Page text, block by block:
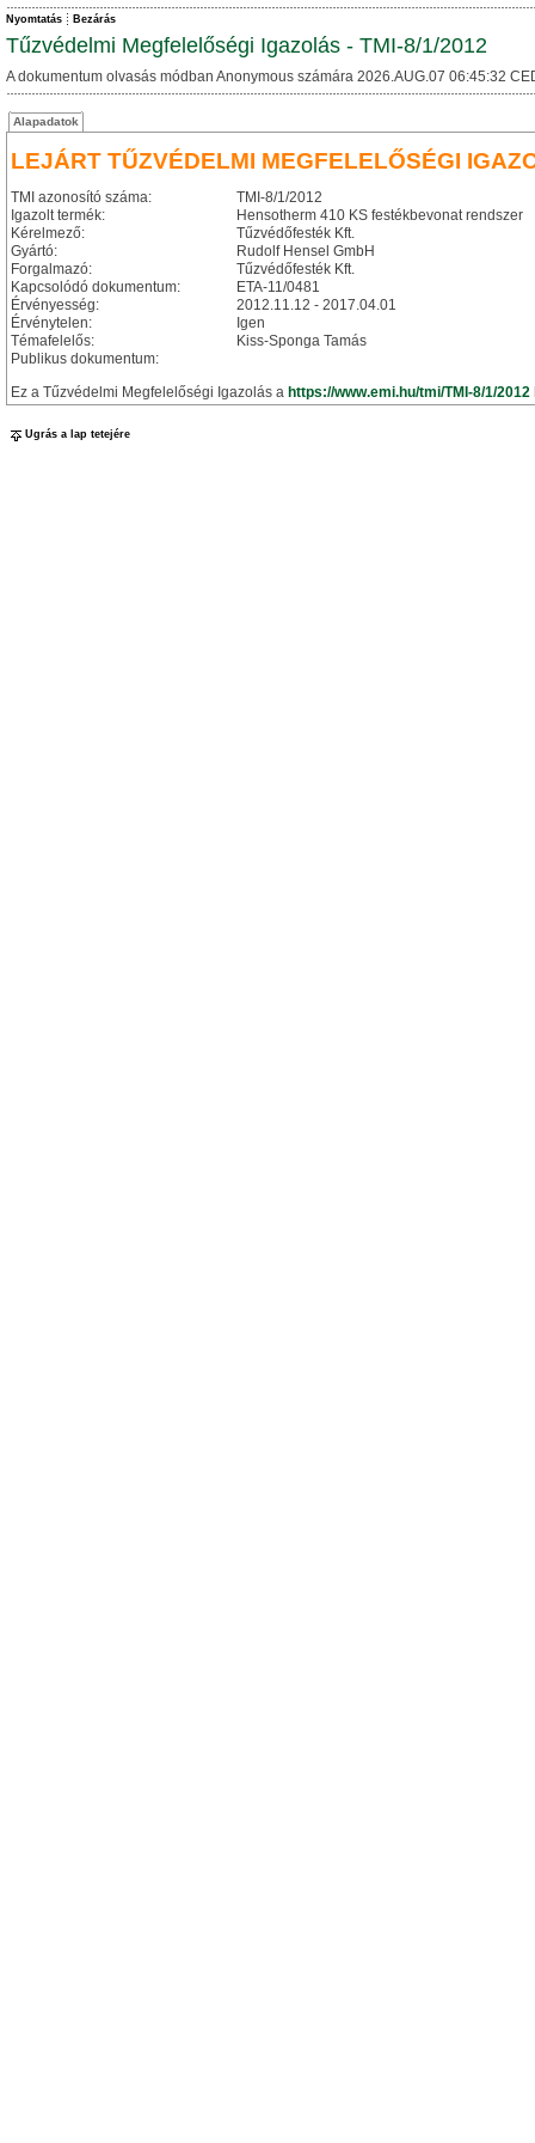
Nyomtatás Bezárás
Tűzvédelmi Megfelelőségi Igazolás - TMI-8/1/2012
A dokumentum olvasás módban Anonymous számára 2026.AUG.07 06:45:32
Alapadatok
LEJÁRT TŰZVÉDELMI MEGFELELŐSÉGI
TMI azonosító száma:
TMI-8/1/2012
Igazolt termék:
Hensotherm 410 KS festékbevonat rendszer
Kérelmező:
Tűzvédőfesték Kft.
Gyártó:
Rudolf Hensel GmbH
Forgalmazó:
Tűzvédőfesték Kft.
Kapcsolódó dokumentum:
ETA-11/0481
Érvényesség:
2012.11.12 - 2017.04.01
Érvénytelen:
Igen
Témafelelős:
Kiss-Sponga Tamás
Publikus dokumentum:
Ez a Tűzvédelmi Megfelelőségi Igazolás a https://www.emi.hu/tmi/TMI-8/1/2012
Ugrás a lap tetejére